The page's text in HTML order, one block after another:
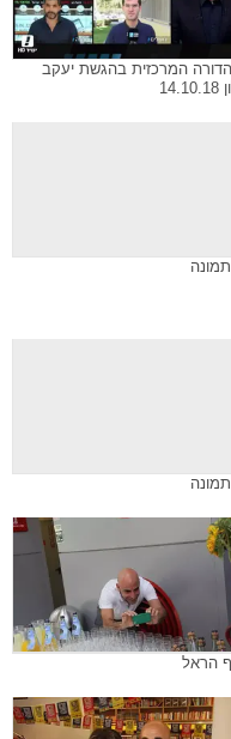
המרכזית בהגשת יעקב
תמונה
תמונה
הראל